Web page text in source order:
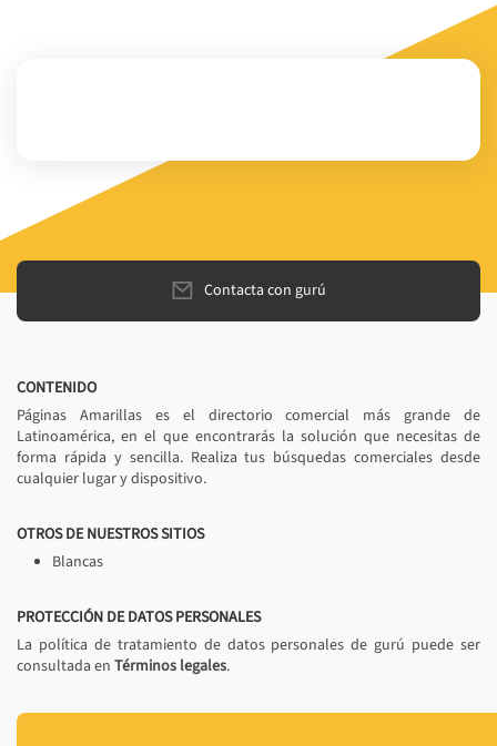
Contacta con gurú
CONTENIDO
Páginas Amarillas es el directorio comercial más grande de
Latinoamérica, en el que encontrarás la solución que necesitas de
forma rápida y sencilla. Realiza tus búsquedas comerciales desde
cualquier lugar y dispositivo.
OTROS DE NUESTROS SITIOS
Blancas
PROTECCIÓN DE DATOS PERSONALES
La política de tratamiento de datos personales de gurú puede ser
consultada en Términos legales.